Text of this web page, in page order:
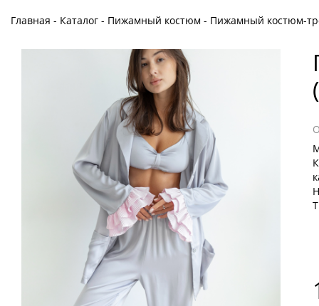
Главная - Каталог - Пижамный костюм - Пижамный костюм-